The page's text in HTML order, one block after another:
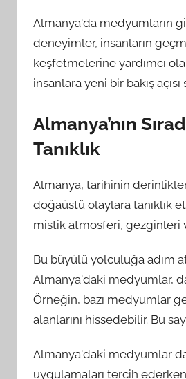
Almanya'da medyumların
deneyimler, insanların
keşfetmelerine yardımcı
insanlara yeni bir bakış açısı
Almanya’nın
Tanıklık
Almanya, tarihinin
doğaüstü olaylara tanıklık
mistik atmosferi, gezginleri
Bu büyülü yolculuğa adım
Almanya'daki medyumlar,
Örneğin, bazı medyumlar
alanlarını hissedebilir. Bu
Almanya'daki medyumlar
uygulamaları tercih